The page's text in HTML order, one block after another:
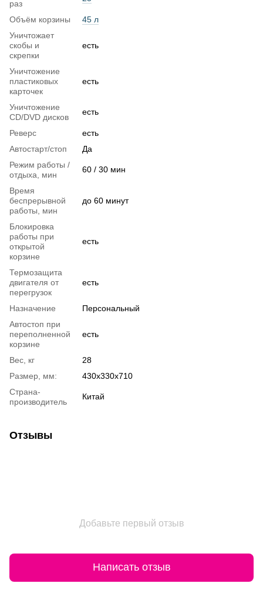
раз
Объём корзины
45 л
Уничтожает
скобы и
скрепки
есть
Уничтожение
пластиковых
карточек
есть
Уничтожение
CD/DVD дисков
есть
Реверс
есть
Автостарт/стоп
Да
Режим работы /
отдыха, мин
60 / 30 мин
Время
беспрерывной
работы, мин
до 60 минут
Блокировка
работы при
открытой
корзине
есть
Термозащита
двигателя от
перегрузок
есть
Назначение
Персональный
Автостоп при
переполненной
корзине
есть
Вес, кг
28
Размер, мм:
430x330x710
Страна-
производитель
Китай
Отзывы
Добавьте первый отзыв
Написать отзыв